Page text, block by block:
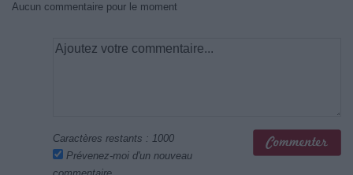
Aucun commentaire pour le moment
Caractères restants : 1000
Prévenez-moi d'un nouveau